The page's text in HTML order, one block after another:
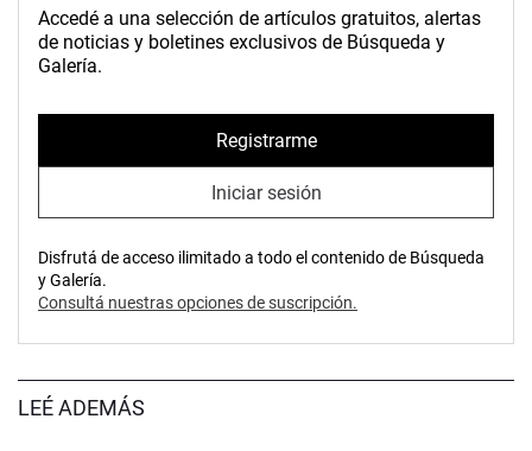
Accedé a una selección de artículos gratuitos, alertas
de noticias y boletines exclusivos de Búsqueda y
Galería.
Registrarme
Iniciar sesión
Disfrutá de acceso ilimitado a todo el contenido de Búsqueda
y Galería.
Consultá nuestras opciones de suscripción.
LEÉ ADEMÁS